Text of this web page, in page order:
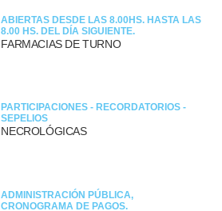
ABIERTAS DESDE LAS 8.00HS. HASTA LAS
8.00 HS. DEL DÍA SIGUIENTE.
FARMACIAS DE TURNO
PARTICIPACIONES - RECORDATORIOS -
SEPELIOS
NECROLÓGICAS
ADMINISTRACIÓN PÚBLICA,
CRONOGRAMA DE PAGOS.